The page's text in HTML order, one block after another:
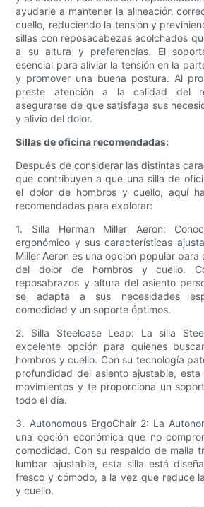
ayudarle a mantener la alineación
cuello, reduciendo la tensión y
sillas con reposacabezas acolchados
a su altura y preferencias. El
esencial para aliviar la tensión en la
y promover una buena postura. Al
preste atención a la calidad del
asegurarse de que satisfaga sus
y alivio del dolor.
Sillas de oficina recomendadas:
Después de considerar las distintas
que contribuyen a que una silla de
el dolor de hombros y cuello, aquí
recomendadas para explorar:
1. Silla Herman Miller Aeron:
ergonómico y sus características
Miller Aeron es una opción popular para
del dolor de hombros y cuello.
reposabrazos y altura del asiento
se adapta a sus necesidades
comodidad y un soporte óptimos.
2. Silla Steelcase Leap: La silla
excelente opción para quienes
hombros y cuello. Con su tecnología
profundidad del asiento ajustable,
movimientos y te proporciona un
todo el día.
3. Autonomous ErgoChair 2: La
una opción económica que no
comodidad. Con su respaldo de malla
lumbar ajustable, esta silla está
fresco y cómodo, a la vez que reduce
y cuello.